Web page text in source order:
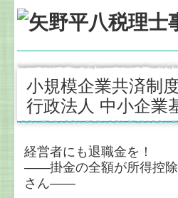
事務所紹介
経営理念
業務案内
交通案内
小規模企業共済制
行政法人 中小企業
経営者にも退職金を！
――掛金の全額が所得控除
さん――